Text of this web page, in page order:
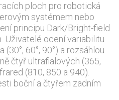
ploch pro robotická
systémem nebo
principu Dark/Bright-field
Uživatelé ocení variabilitu
60°, 90°) a rozsáhlou
čtyř ultrafialových (365,
(810, 850 a 940).
boční a čtyřem zadním